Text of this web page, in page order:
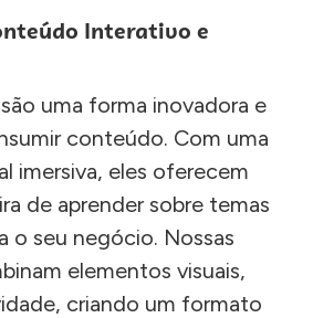
Interativo e
são uma forma inovadora e
conteúdo. Com uma
imersiva, eles oferecem
de aprender sobre temas
o seu negócio. Nossas
elementos visuais,
criando um formato